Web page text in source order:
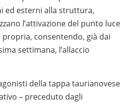
ed esterni alla struttura,
l’attivazione del punto luce
consentendo, già dai
settimana, l’allaccio
della tappa taurianovese
– preceduto dagli